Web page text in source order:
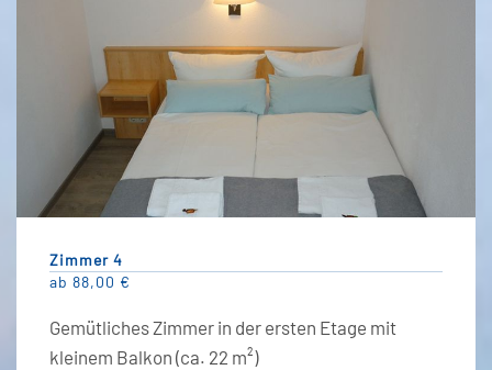
Zimmer 4
ab 88,00 €
Gemütliches Zimmer in der ersten Etage mit
kleinem Balkon (ca. 22 m²)